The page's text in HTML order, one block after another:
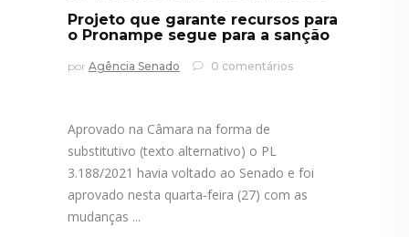
Projeto que garante recursos para
o Pronampe segue para a sanção
por Agência Senado 0 comentários
Aprovado na Câmara na forma de
substitutivo (texto alternativo) o PL
3.188/2021 havia voltado ao Senado e foi
aprovado nesta quarta-feira (27) com as
mudanças